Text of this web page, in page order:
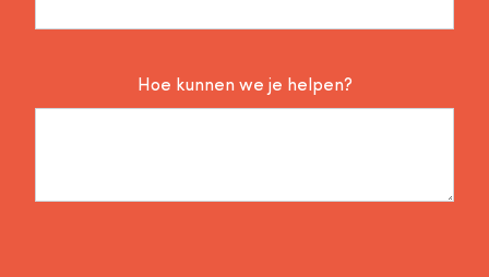
Hoe kunnen we je helpen?